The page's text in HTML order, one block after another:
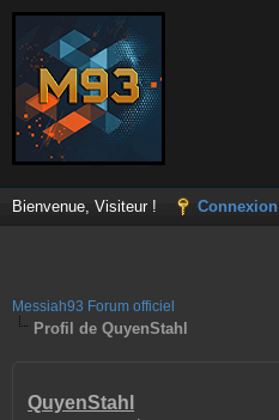
Bienvenue, Visiteur ! Connexion
Messiah93 Forum officiel
Profil de QuyenStahl
QuyenStahl